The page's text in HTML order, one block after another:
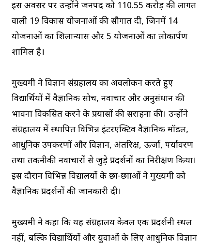
इस अवसर पर उन्होंने जनपद को ₹110.55 करोड़ की लागत
वाली 19 विकास योजनाओं की सौगात दी, जिनमें 14
योजनाओं का शिलान्यास और 5 योजनाओं का लोकार्पण
शामिल है।
मुख्यमंत्री ने विज्ञान संग्रहालय का अवलोकन करते हुए
विद्यार्थियों में वैज्ञानिक सोच, नवाचार और अनुसंधान की
भावना विकसित करने के प्रयासों की सराहना की। उन्होंने
संग्रहालय में स्थापित विभिन्न इंटरएक्टिव वैज्ञानिक मॉडल,
आधुनिक उपकरणों और विज्ञान, अंतरिक्ष, ऊर्जा, पर्यावरण
तथा तकनीकी नवाचारों से जुड़े प्रदर्शनों का निरीक्षण किया।
इस दौरान विभिन्न विद्यालयों के छात्र-छात्राओं ने मुख्यमंत्री को
वैज्ञानिक प्रदर्शनों की जानकारी दी।
मुख्यमंत्री ने कहा कि यह संग्रहालय केवल एक प्रदर्शनी स्थल
नहीं, बल्कि विद्यार्थियों और युवाओं के लिए आधुनिक विज्ञान